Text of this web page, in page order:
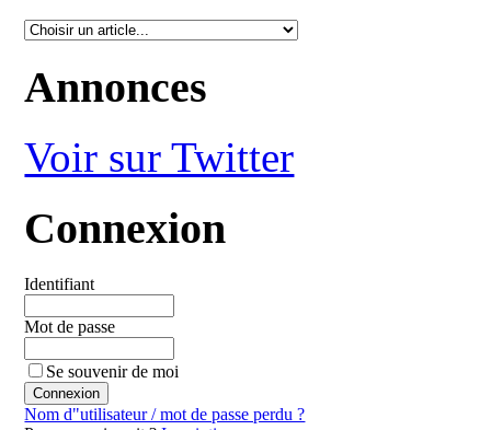
Annonces
Voir sur Twitter
Connexion
Identifiant
Mot de passe
Se souvenir de moi
Nom d"utilisateur / mot de passe perdu ?